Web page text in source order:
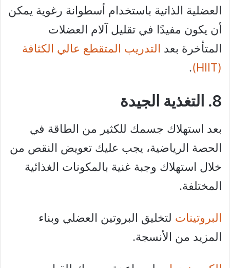
العضلية الذاتية باستخدام أسطوانة رغوية يمكن
أن يكون مفيدًا في تقليل آلام العضلات
المتأخرة بعد التدريب المتقطع عالي الكثافة
(HIIT)
.
8. التغذية الجيدة
بعد استهلاك جسمك للكثير من الطاقة في
الحصة الرياضية، يجب عليك تعويض النقص من
خلال استهلاك وجبة غنية بالمكونات الغذائية
المختلفة.
البروتينات لتخليق البروتين العضلي وبناء
المزيد من الأنسجة.